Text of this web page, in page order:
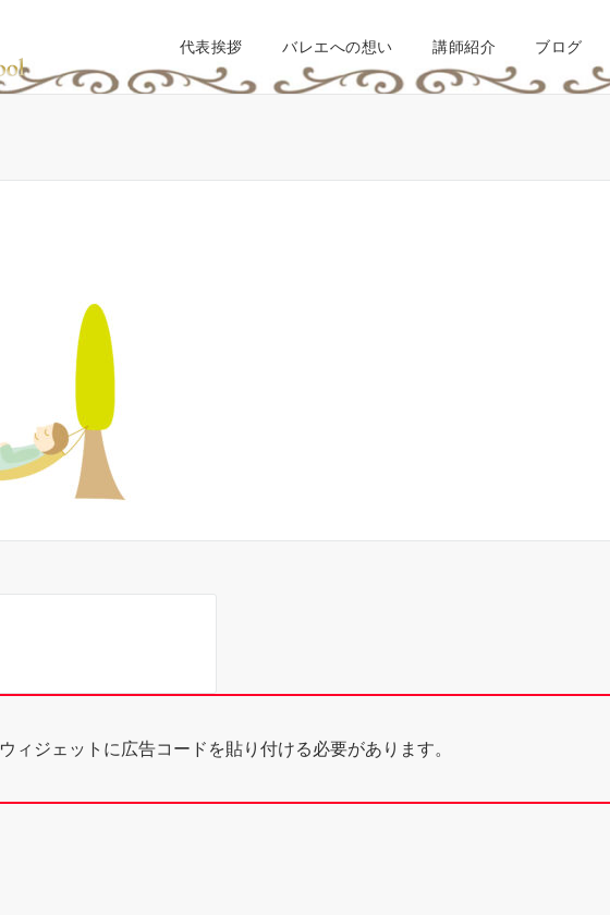
代表挨拶 バレエへの想い 講師紹介 ブログ
ウィジェットに広告コードを貼り付ける必要があります。